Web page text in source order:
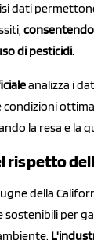
dati
di pesticidi.
analizza i
condizioni
la resa e la
rispetto
della
sostenibili per